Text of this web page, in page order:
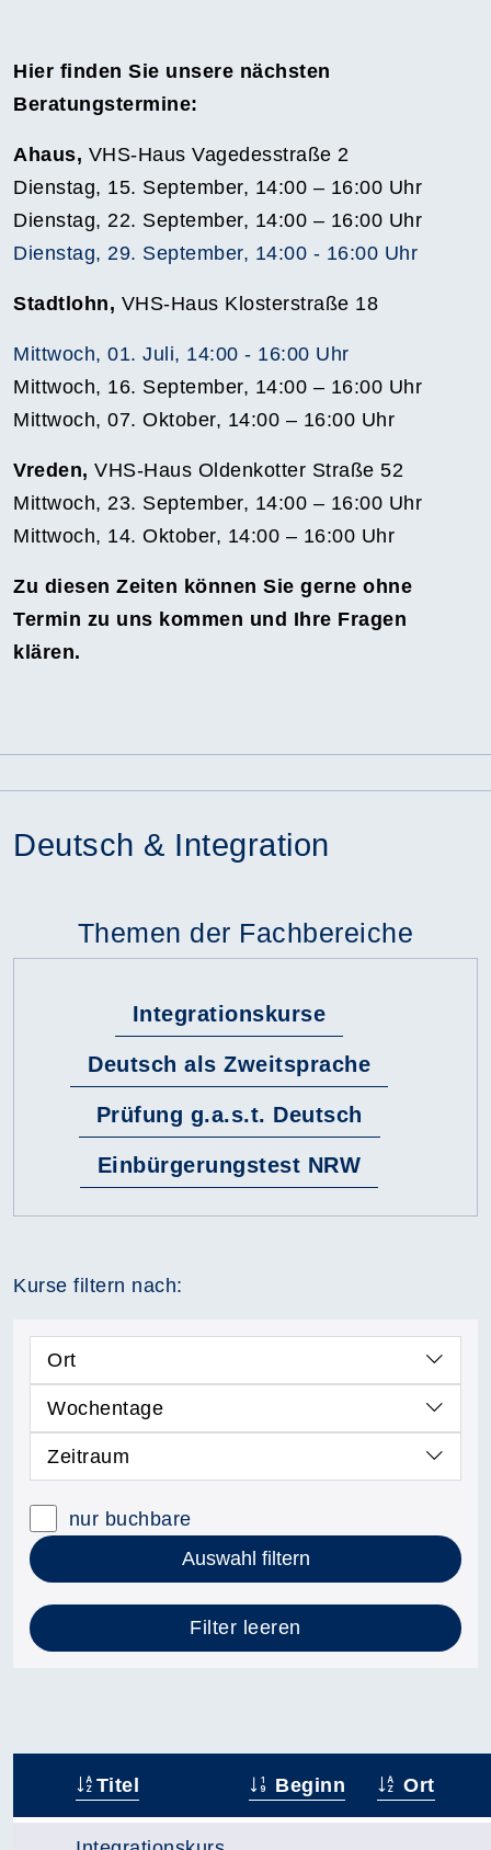
Hier finden Sie unsere nächsten
Beratungstermine:
Ahaus, VHS-Haus Vagedesstraße 2
Dienstag, 15. September, 14:00 – 16:00 Uhr
Dienstag, 22. September, 14:00 – 16:00 Uhr
Dienstag, 29. September, 14:00 - 16:00 Uhr
Stadtlohn, VHS-Haus Klosterstraße 18
Mittwoch, 01. Juli, 14:00 - 16:00 Uhr
Mittwoch, 16. September, 14:00 – 16:00 Uhr
Mittwoch, 07. Oktober, 14:00 – 16:00 Uhr
Vreden, VHS-Haus Oldenkotter Straße 52
Mittwoch, 23. September, 14:00 – 16:00 Uhr
Mittwoch, 14. Oktober, 14:00 – 16:00 Uhr
Zu diesen Zeiten können Sie gerne ohne
Termin zu uns kommen und Ihre Fragen
klären.
Deutsch & Integration
Themen der Fachbereiche
Integrationskurse
Deutsch als Zweitsprache
Prüfung g.a.s.t. Deutsch
Einbürgerungstest NRW
Kurse filtern nach:
Ort
Wochentage
Zeitraum
nur buchbare
Auswahl filtern
Filter leeren
Titel Beginn Ort